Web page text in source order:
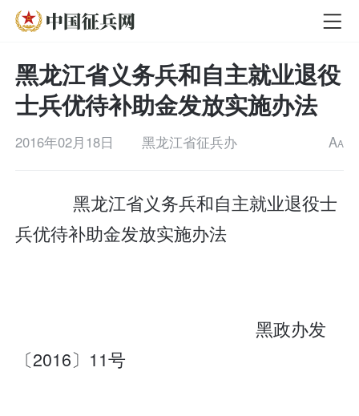
黑龙江省义务兵和自主就业退役
士兵优待补助金发放实施办法
2016年02月18日 黑龙江省征兵办 AA
黑龙江省义务兵和自主就业退役士
兵优待补助金发放实施办法
黑政办发
〔2016〕 11号